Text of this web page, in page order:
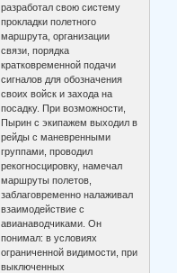
разработал свою систему
прокладки полетного
маршрута, организации
связи, порядка
кратковременной подачи
сигналов для обозначения
своих войск и захода на
посадку. При возможности,
Пырин с экипажем выходил в
рейды с маневренными
группами, проводил
рекогносцировку, намечал
маршруты полетов,
заблаговременно налаживал
взаимодействие с
авианаводчиками. Он
понимал: в условиях
ограниченной видимости, при
выключенных